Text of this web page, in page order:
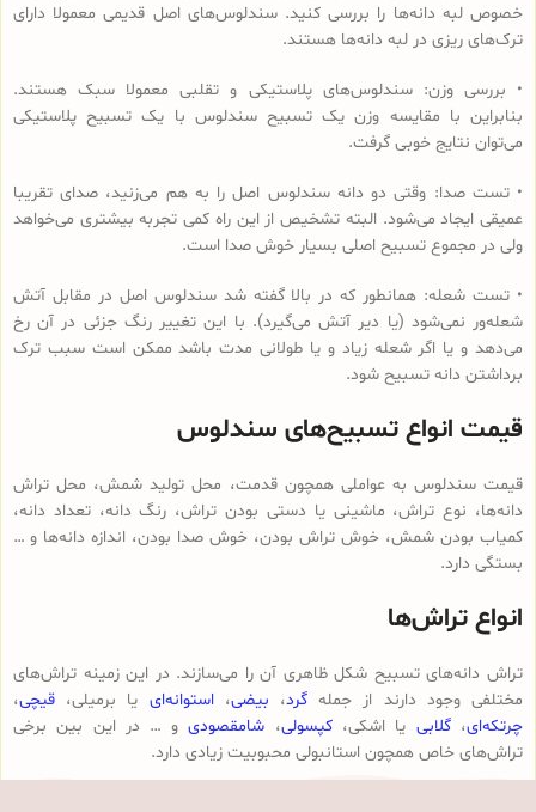
خصوص لبه دانه‌ها را بررسی کنید. سندلوس‌های اصل قدیمی معمولا دارای
ترک‌های ریزی در لبه دانه‌ها هستند.
• بررسی وزن: سندلوس‌های پلاستیکی و تقلبی معمولا سبک هستند.
بنابراین با مقایسه وزن یک تسبیح سندلوس با یک تسبیح پلاستیکی
می‌توان نتایج خوبی گرفت.
• تست صدا: وقتی دو دانه سندلوس اصل را به هم می‌زنید، صدای تقریبا
عمیقی ایجاد می‌شود. البته تشخیص از این راه کمی تجربه بیشتری می‌خواهد
ولی در مجموع تسبیح اصلی بسیار خوش صدا است.
• تست شعله: همانطور که در بالا گفته شد سندلوس اصل در مقابل آتش
شعله‌ور نمی‌شود (یا دیر آتش می‌گیرد). با این تغییر رنگ جزئی در آن رخ
می‌دهد و یا اگر شعله زیاد و یا طولانی مدت باشد ممکن است سبب ترک
برداشتن دانه تسبیح شود.
قیمت انواع تسبیح‌های سندلوس
قیمت سندلوس به عواملی همچون قدمت، محل تولید شمش، محل تراش
دانه‌ها، نوع تراش، ماشینی یا دستی بودن تراش، رنگ دانه، تعداد دانه،
کمیاب بودن شمش، خوش تراش بودن، خوش صدا بودن، اندازه دانه‌ها و …
بستگی دارد.
انواع تراش‌ها
تراش دانه‌های تسبیح شکل ظاهری آن را می‌سازند. در این زمینه تراش‌های
مختلفی وجود دارند از جمله گرد، بیضی،استوانه‌ای یا برمیلی، قیچی،
چرتکه‌ای،گلابی یا اشکی،کپسولی، شامقصودیو … در این بین برخی
تراش‌های خاص همچون استانبولی محبوبیت زیادی دارد.